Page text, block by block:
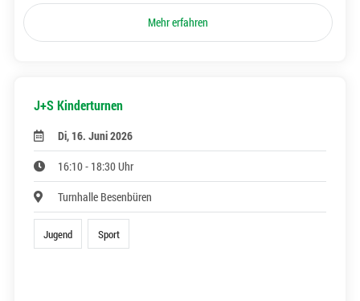
Mehr erfahren
J+S Kinderturnen
Di, 16. Juni 2026
16:10 - 18:30 Uhr
Turnhalle Besenbüren
Jugend Sport